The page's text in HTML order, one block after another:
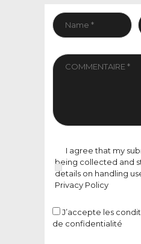
I agree that my
being collected and
details on handling
Privacy Policy
J’accepte les
de confidentialité